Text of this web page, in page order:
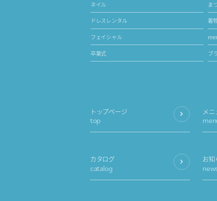
ネイル ま
ドレスレンタル 着
フェイシャル
卒業式 ブ
トップページ
top
メ
カタログ
catalog
お知